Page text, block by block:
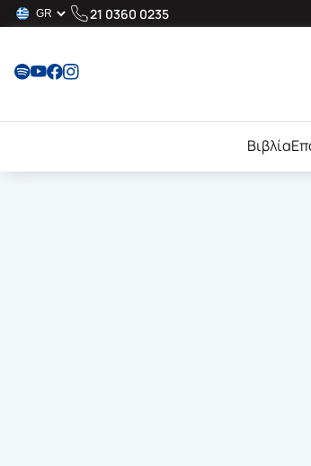
21 0360 0235
Βιβλία